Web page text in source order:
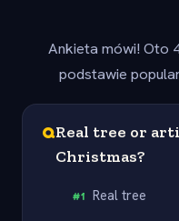
Ankieta mówi! Oto
podstawie
QReal tree or
Christmas?
#1 Real tree